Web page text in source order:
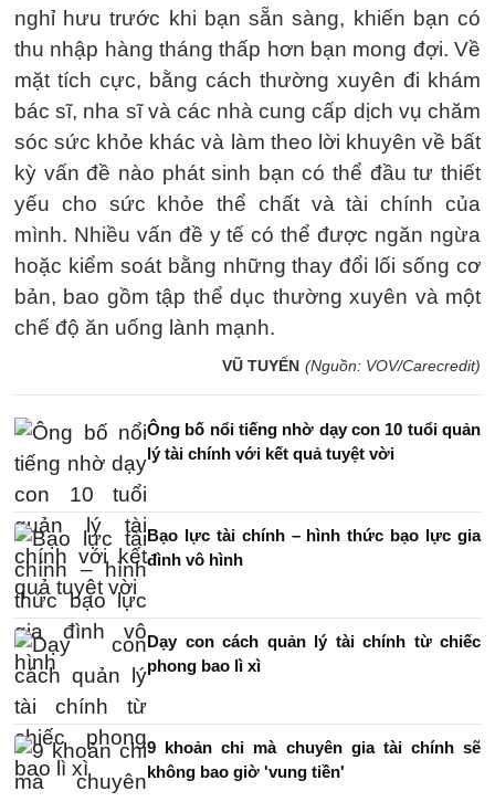
nghỉ hưu trước khi bạn sẵn sàng, khiến bạn có
thu nhập hàng tháng thấp hơn bạn mong đợi. Về
mặt tích cực, bằng cách thường xuyên đi khám
bác sĩ, nha sĩ và các nhà cung cấp dịch vụ chăm
sóc sức khỏe khác và làm theo lời khuyên về bất
kỳ vấn đề nào phát sinh bạn có thể đầu tư thiết
yếu cho sức khỏe thể chất và tài chính của
mình. Nhiều vấn đề y tế có thể được ngăn ngừa
hoặc kiểm soát bằng những thay đổi lối sống cơ
bản, bao gồm tập thể dục thường xuyên và một
chế độ ăn uống lành mạnh.
VŨ TUYẾN (Nguồn: VOV/Carecredit)
Ông bố nổi tiếng nhờ dạy con 10 tuổi quản
lý tài chính với kết quả tuyệt vời
Bạo lực tài chính – hình thức bạo lực gia
đình vô hình
Dạy con cách quản lý tài chính từ chiếc
phong bao lì xì
9 khoản chi mà chuyên gia tài chính sẽ
không bao giờ 'vung tiền'